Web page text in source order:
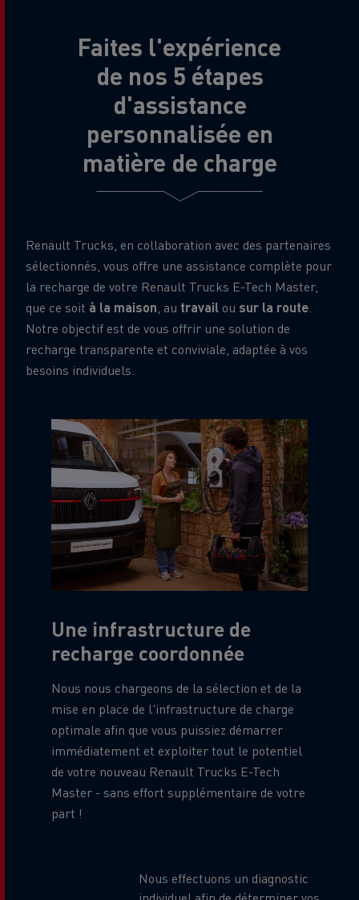
Faites l'expérience
de nos 5 étapes
d'assistance
personnalisée en
matière de charge
Renault Trucks, en collaboration avec des partenaires
sélectionnés, vous offre une assistance complète pour
la recharge de votre Renault Trucks E-Tech Master,
que ce soit à la maison, au travail ou sur la route.
Notre objectif est de vous offrir une solution de
recharge transparente et conviviale, adaptée à vos
besoins individuels.
Une infrastructure de
recharge coordonnée
Nous nous chargeons de la sélection et de la
mise en place de l'infrastructure de charge
optimale afin que vous puissiez démarrer
immédiatement et exploiter tout le potentiel
de votre nouveau Renault Trucks E-Tech
Master - sans effort supplémentaire de votre
part !
Nous effectuons un diagnostic